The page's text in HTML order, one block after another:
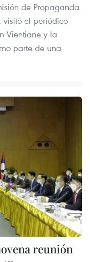
de Propaganda
visitó el periódico
Vientiane y la
parte de una
reunión